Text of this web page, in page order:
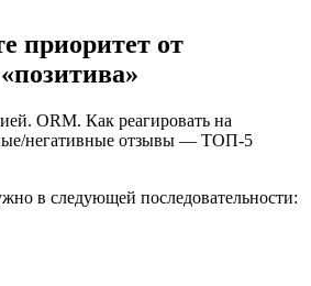
приоритет от
в следующей последовательности: